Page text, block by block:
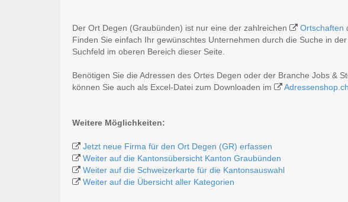
Der Ort Degen (Graubünden) ist nur eine der zahlreichen Ortschaften
Finden Sie einfach Ihr gewünschtes Unternehmen durch die Suche in
Suchfeld im oberen Bereich dieser Seite.
Benötigen Sie die Adressen des Ortes Degen oder der Branche Jobs &
können Sie auch als Excel-Datei zum Downloaden im
Adressenshop.ch
Weitere Möglichkeiten:
Jetzt neue Firma für den Ort Degen (GR) erfassen
Weiter auf die Kantonsübersicht Kanton Graubünden
Weiter auf die Schweizerkarte für die Kantonsauswahl
Weiter auf die Übersicht aller Kategorien